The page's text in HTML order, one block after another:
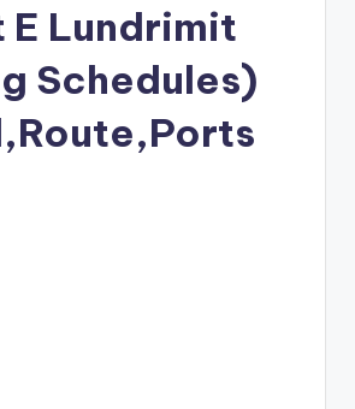
E Lundrimit
Schedules)